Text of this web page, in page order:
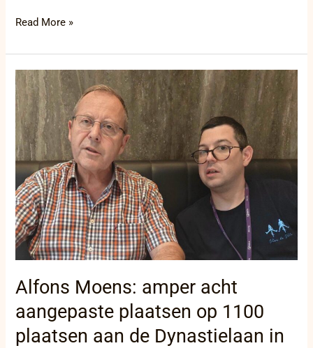
Read More »
Alfons Moens: amper acht
aangepaste plaatsen op 1100
plaatsen aan de Dynastielaan in
Alfons
Moens:
amper
acht
aangepaste
plaatsen
op
1100
plaatsen
aan
de
Dynastielaan
in
Panne